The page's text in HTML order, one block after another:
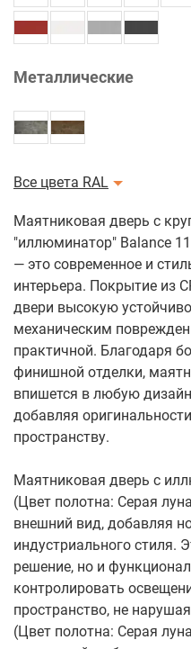
Металлические
Все цвета RAL
Маятниковая дверь с
"иллюминатор" Balance
— это современное и
интерьера. Покрытие из
двери высокую
механическим
практичной. Благодаря
финишной отделки,
впишется в любую
добавляя
пространству.
Маятниковая дверь с
(Цвет полотна: Серая
внешний вид, добавляя
индустриального стиля.
решение, но и
контролировать
пространство, не
(Цвет полотна: Серая